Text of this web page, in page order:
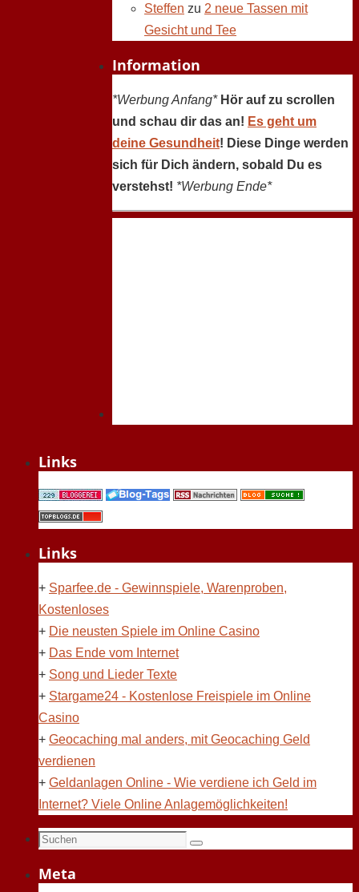
Steffen zu 2 neue Tassen mit
Gesicht und Tee
Information
*Werbung Anfang* Hör auf zu scrollen
und schau dir das an! Es geht um
deine Gesundheit! Diese Dinge werden
sich für Dich ändern, sobald Du es
verstehst! *Werbung Ende*
Links
Links
+ Sparfee.de - Gewinnspiele, Warenproben,
Kostenloses
+ Die neusten Spiele im Online Casino
+ Das Ende vom Internet
+ Song und Lieder Texte
+ Stargame24 - Kostenlose Freispiele im Online
Casino
+ Geocaching mal anders, mit Geocaching Geld
verdienen
+ Geldanlagen Online - Wie verdiene ich Geld im
Internet? Viele Online Anlagemöglichkeiten!
Suchen
Suchen
Meta